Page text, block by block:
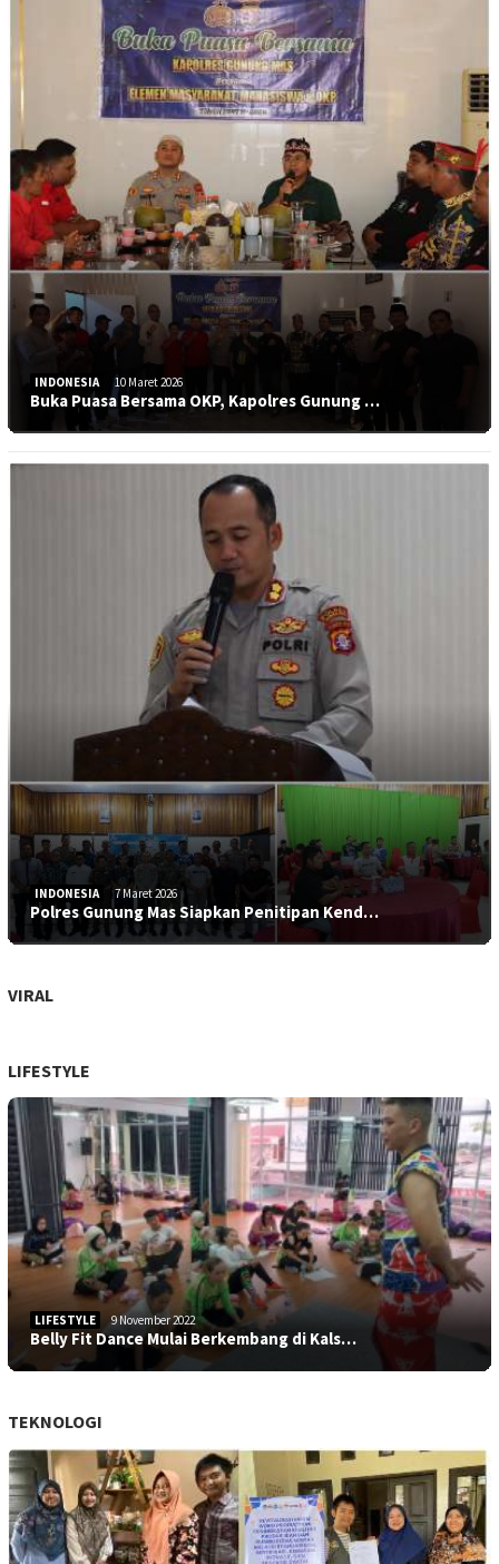
INDONESIA 10 Maret 2026
Buka Puasa Bersama OKP, Kapolres Gunung …
INDONESIA 7 Maret 2026
Polres Gunung Mas Siapkan Penitipan Kend…
VIRAL
LIFESTYLE
LIFESTYLE 9 November 2022
Belly Fit Dance Mulai Berkembang di Kals…
TEKNOLOGI